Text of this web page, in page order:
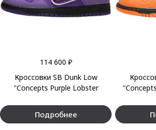
114 600 ₽
Кроссовки SB Dunk Low
"Concepts Purple Lobster
Подробнее